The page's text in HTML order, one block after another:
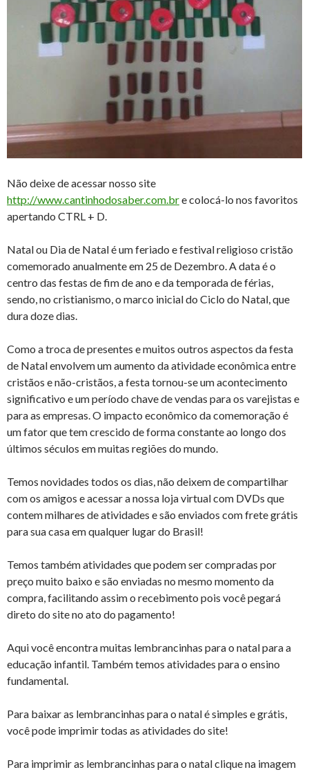
Não deixe de acessar nosso site
http://www.cantinhodosaber.com.bre colocá-lo nos favoritos
apertando CTRL + D.
Natal ou Dia de Natal é um feriado e festival religioso cristão
comemorado anualmente em 25 de Dezembro. A data é o
centro das festas de fim de ano e da temporada de férias,
sendo, no cristianismo, o marco inicial do Ciclo do Natal, que
dura doze dias.
Como a troca de presentes e muitos outros aspectos da festa
de Natal envolvem um aumento da atividade econômica entre
cristãos e não-cristãos, a festa tornou-se um acontecimento
significativo e um período chave de vendas para os varejistas e
para as empresas. O impacto econômico da comemoração é
um fator que tem crescido de forma constante ao longo dos
últimos séculos em muitas regiões do mundo.
Temos novidades todos os dias, não deixem de compartilhar
com os amigos e acessar a nossa loja virtual com DVDs que
contem milhares de atividades e são enviados com frete grátis
para sua casa em qualquer lugar do Brasil!
Temos também atividades que podem ser compradas por
preço muito baixo e são enviadas no mesmo momento da
compra, facilitando assim o recebimento pois você pegará
direto do site no ato do pagamento!
Aqui você encontra muitas lembrancinhas para o natal para a
educação infantil. Também temos atividades para o ensino
fundamental.
Para baixar as lembrancinhas para o natal é simples e grátis,
você pode imprimir todas as atividades do site!
Para imprimir as lembrancinhas para o natal clique na imagem